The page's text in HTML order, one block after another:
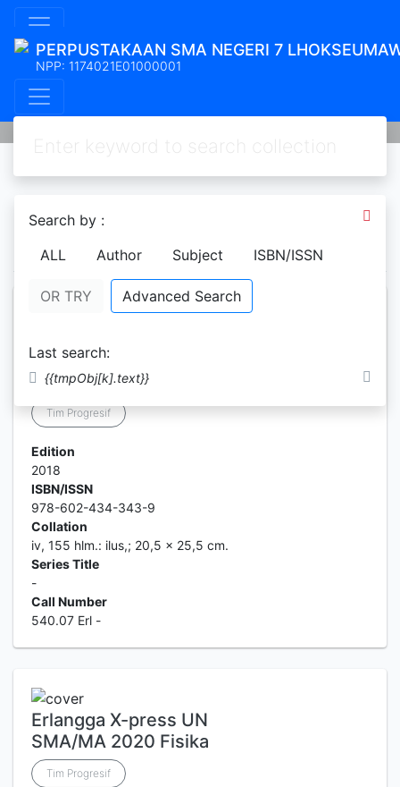
PERPUSTAKAAN SMA NEGERI 7
NPP: 1174021E01000001
Search by :
ALL
Author Subject ISBN/ISSN
OR TRY Advanced Search
Last search:
{{tmpObj[k].text}}
Untuk SMA/MA Kimia
Program IPA
Tim Progresif
Edition
2018
ISBN/ISSN
978-602-434-343-9
Collation
iv, 155 hlm.: ilus,; 20,5 x 25,5 cm.
Series Title
-
Call Number
540.07 Erl -
Erlangga X-press UN
SMA/MA 2020 Fisika
Tim Progresif